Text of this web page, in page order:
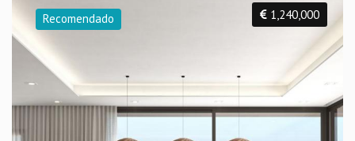
Recomendado 1,240,000